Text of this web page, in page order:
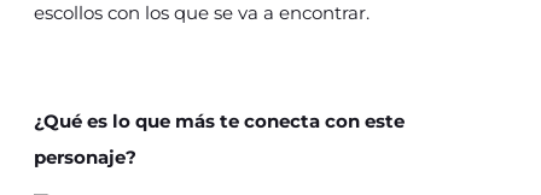
escollos con los que se va a encontrar.
¿Qué es lo que más te conecta con este
personaje?